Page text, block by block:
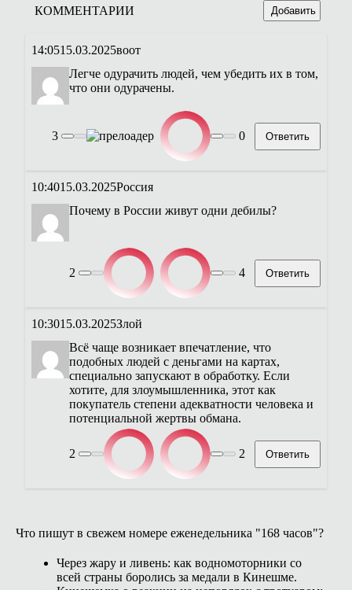
КОММЕНТАРИИ Добавить
14:0515.03.2025воот
Легче одурачить людей, чем убедить их в том,
что они одурачены.
3 0 Ответить
10:4015.03.2025Россия
Почему в России живут одни дебилы?
2 4 Ответить
10:3015.03.2025Злой
Всё чаще возникает впечатление, что
подобных людей с деньгами на картах,
специально запускают в обработку. Если
хотите, для злоумышленника, этот как
покупатель степени адекватности человека и
потенциальной жертвы обмана.
2 2 Ответить
Что пишут в свежем номере еженедельника "168 часов"?
Через жару и ливень: как водномоторники со
всей страны боролись за медали в Кинешме.